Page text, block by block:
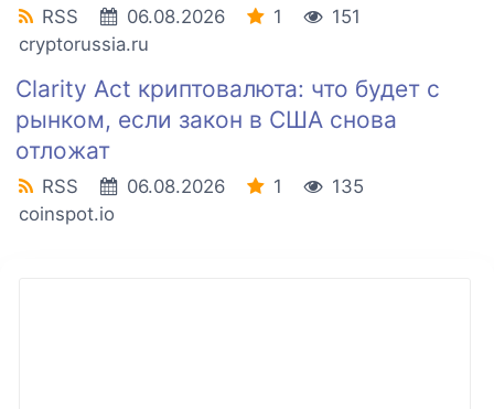
RSS 06.08.2026 1
151
cryptorussia.ru
Clarity Act криптовалюта: что будет с
рынком, если закон в США снова
отложат
RSS 06.08.2026 1
135
coinspot.io